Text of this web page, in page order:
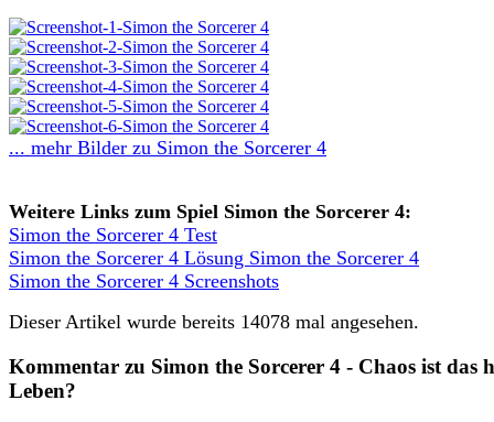
... mehr Bilder zu Simon the Sorcerer 4
Weitere Links zum Spiel Simon the Sorcerer 4:
Simon the Sorcerer 4 Test
Simon the Sorcerer 4 Lösung Simon the Sorcerer 4
Simon the Sorcerer 4 Screenshots
Dieser Artikel wurde bereits 14078 mal angesehen.
Kommentar zu Simon the Sorcerer 4 - Chaos ist das
Leben?